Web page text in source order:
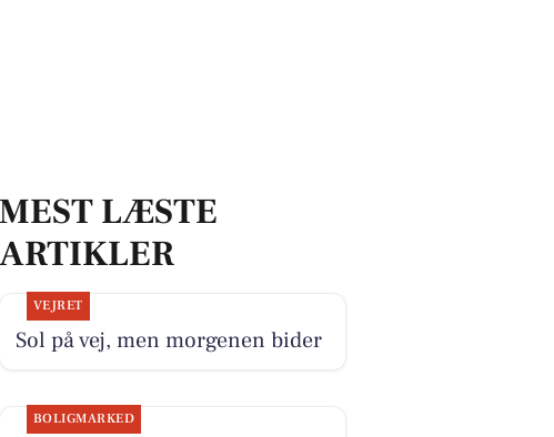
MEST LÆSTE
ARTIKLER
VEJRET
Sol på vej, men morgenen bider
BOLIGMARKED